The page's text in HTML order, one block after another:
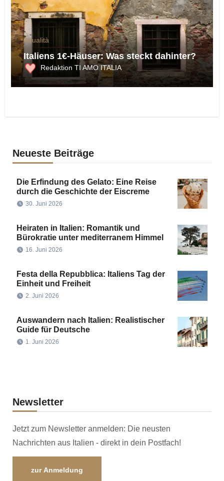
Attualità
Italiens 1€-Häuser: Was steckt dahinter?
Redaktion TI AMO ITALIA
Neueste Beiträge
Die Erfindung des Gelato: Eine Reise
durch die Geschichte der Eiscreme
30. Juni 2026
Heiraten in Italien: Romantik und
Bürokratie unter mediterranem Himmel
16. Juni 2026
Festa della Repubblica: Italiens Tag der
Einheit und Freiheit
2. Juni 2026
Auswandern nach Italien: Realistischer
Guide für Deutsche
1. Juni 2026
Newsletter
Jetzt zum Newsletter anmelden: Die neusten
Nachrichten aus Italien - direkt in dein Postfach!
zur Anmeldung